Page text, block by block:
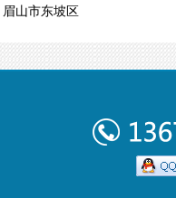
眉山市东坡区